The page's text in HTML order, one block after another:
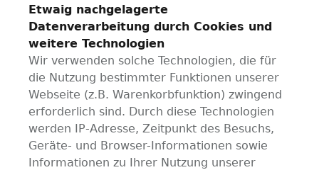
Etwaig nachgelagerte
Datenverarbeitung durch Cookies und
weitere Technologien
Wir verwenden solche Technologien, die für
die Nutzung bestimmter Funktionen unserer
Webseite (z.B. Warenkorbfunktion) zwingend
erforderlich sind. Durch diese Technologien
werden IP-Adresse, Zeitpunkt des Besuchs,
Geräte- und Browser-Informationen sowie
Informationen zu Ihrer Nutzung unserer